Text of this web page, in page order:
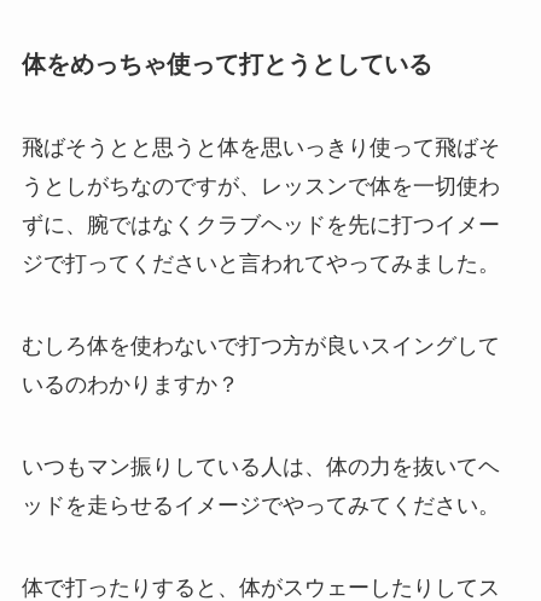
体をめっちゃ使って打とうとしている
飛ばそうとと思うと体を思いっきり使って飛ばそ
うとしがちなのですが、レッスンで体を一切使わ
ずに、腕ではなくクラブヘッドを先に打つイメー
ジで打ってくださいと言われてやってみました。
むしろ体を使わないで打つ方が良いスイングして
いるのわかりますか？
いつもマン振りしている人は、体の力を抜いてヘ
ッドを走らせるイメージでやってみてください。
体で打ったりすると、体がスウェーしたりしてス